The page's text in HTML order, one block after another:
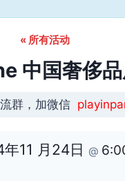
« 所有活动
中国奢侈
群，加微信
11 月24日 @